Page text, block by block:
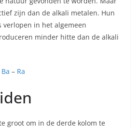
zijn dan de alkali metalen. Hun
verlopen in het algemeen
minder hitte dan de alkali
Ba – Ra
groot om in de derde kolom te